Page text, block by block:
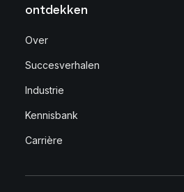
ontdekken
Over
Succesverhalen
Industrie
Kennisbank
Carrière